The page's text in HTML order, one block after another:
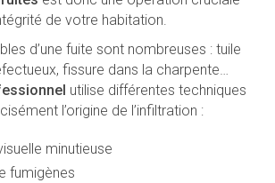
de votre habitation.
d’une fuite sont nombreuses : tuile
fissure dans la charpente…
utilise différentes techniques
l’origine de l’infiltration :
minutieuse
fumigènes